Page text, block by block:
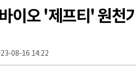
이오 '제프티' 원천
08-16 14:22